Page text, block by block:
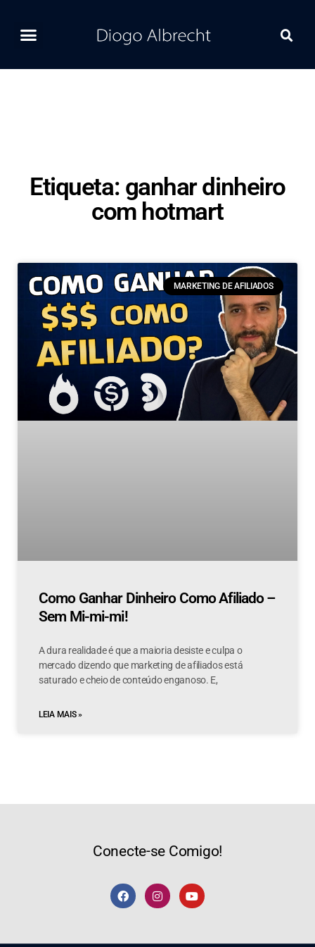
Etiqueta: ganhar dinheiro
com hotmart
MARKETING DE AFILIADOS
Como Ganhar Dinheiro Como Afiliado –
Sem Mi-mi-mi!
A dura realidade é que a maioria desiste e culpa o
mercado dizendo que marketing de afiliados está
saturado e cheio de conteúdo enganoso. E,
LEIA MAIS »
Conecte-se Comigo!